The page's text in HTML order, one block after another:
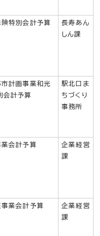
特別会計予算
長寿あん
しん課
計画事業和光
会計予算
駅北口ま
ちづくり
事務所
会計予算
企業経営
課
業会計予算
企業経営
課